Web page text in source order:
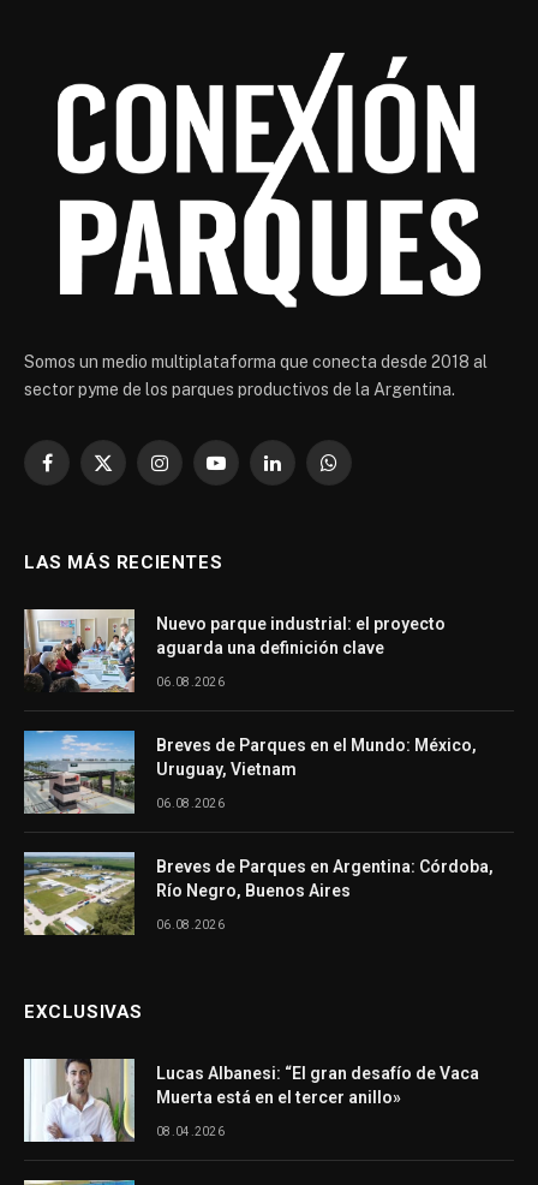
Somos un medio multiplataforma que conecta desde 2018 al
sector pyme de los parques productivos de la Argentina.
Facebook
X
InstagramYouTubeLinkedInWhatsApp
LAS MÁS RECIENTES
Nuevo parque industrial: el proyecto
aguarda una definición clave
06.08.2026
Breves de Parques en el Mundo: México,
Uruguay, Vietnam
06.08.2026
Breves de Parques en Argentina: Córdoba,
Río Negro, Buenos Aires
06.08.2026
EXCLUSIVAS
Lucas Albanesi: “El gran desafío de Vaca
Muerta está en el tercer anillo»
08.04.2026